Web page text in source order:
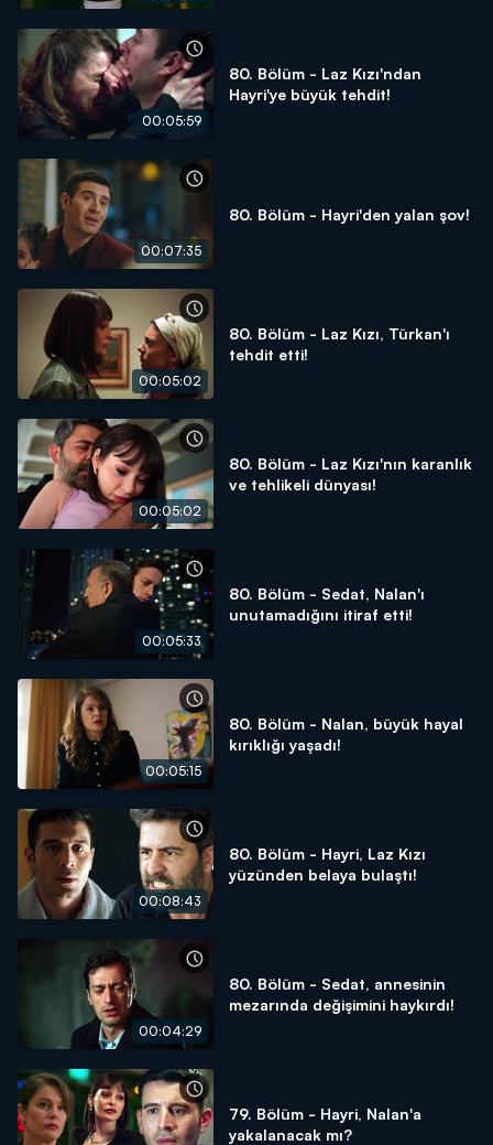
00:05:59
80. Bölüm - Laz Kızı'ndan
Hayri'ye büyük tehdit!
00:07:35
80. Bölüm - Hayri'den yalan şov!
00:05:02
80. Bölüm - Laz Kızı, Türkan'ı
tehdit etti!
00:05:02
80. Bölüm - Laz Kızı'nın karanlık
ve tehlikeli dünyası!
00:05:33
80. Bölüm - Sedat, Nalan'ı
unutamadığını itiraf etti!
00:05:15
80. Bölüm - Nalan, büyük hayal
kırıklığı yaşadı!
00:08:43
80. Bölüm - Hayri, Laz Kızı
yüzünden belaya bulaştı!
00:04:29
80. Bölüm - Sedat, annesinin
mezarında değişimini haykırdı!
79. Bölüm - Hayri, Nalan'a
yakalanacak mı?